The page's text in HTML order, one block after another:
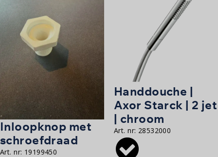
Inloopknop met
schroefdraad
Art. nr: 19199450
Handdouche |
Axor Starck | 2 jet
| chroom
Art. nr: 28532000